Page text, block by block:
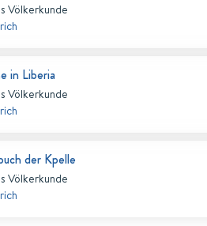
Völkerkunde
in Liberia
Völkerkunde
der Kpelle
Völkerkunde